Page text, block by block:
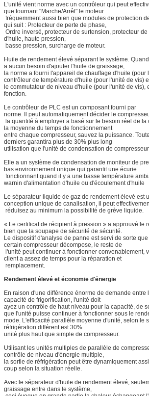
L'unité vient norme avec un contrôleur qui peut
que tournant "Marche/Arrêt" le moteur
fréquemment aussi bien que modules de protection
qui suit : Protecteur de perte de phase,
Ordre inversé, protecteur de surtension, protecteur
d'huile, haute pression,
basse pression, surcharge de moteur.
Huile de rendement élevé séparant le système.
a aucun besoin d'ajouter l'huile de graissage,
la norme a fourni l'appareil de chauffage d'huile (pour
contrôleur de température d'huile (pour l'unité de vis)
le commutateur de niveau d'huile (pour l'unité de vis),
fonction.
Le contrôleur de PLC est un composant fourni par
norme. Il peut automatiquement décider le
la quantité à employer a basé sur le besoin réel de la
la moyenne du temps de fonctionnement
entre chaque compresseur, sauvez la puissance.
derniers garantira plus de 30% plus long
utilisation que l'unité de condensation de
Elle a un système de condensation de moniteur de
bas environnement unique qui garantit une écurie
fonctionnant quand il y a une basse température
warnin d'alimentation d'huile ou d'écoulement d'huile
Le séparateur liquide de gaz de rendement élevé est
conception unique de canalisation, il peut
réduisez au minimum la possibilité de grève liquide.
« Le certificat de récipient à pression » a approuvé le
bien que la soupape de sécurité de sécurité.
Le dispositif d'analyse de panne est servi de sorte
certain compresseur décompose, le reste de
l'unité peut continuer à fonctionner convenablement,
client a assez de temps pour la réparation et
remplacement.
Rendement élevé et économie d'énergie
En raison d'une différence énorme de demande entre
capacité de frigorification, l'unité doit
ayez un contrôle de haut niveau pour la capacité, de
que l'unité puisse continuer à fonctionner sous le
mode. L'efficacité parallèle moyenne d'unité, selon le
réfrigération différent est 30%
unité plus haut que simple de compresseur.
Utilisant les unités multiples de parallèle de
contrôle de niveau d'énergie multiple,
la sortie de réfrigération peut être dynamiquement
coup selon la situation réelle.
Avec le séparateur d'huile de rendement élevé,
graissage entre dans le système,